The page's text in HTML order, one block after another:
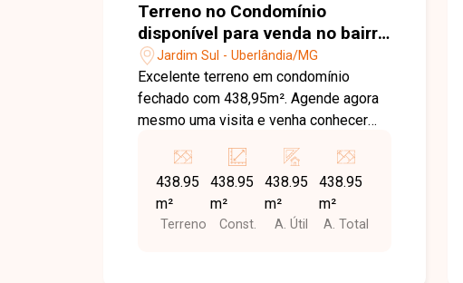
Terreno no Condomínio
disponível para venda no bairro
Jardim Sul em Uberlândia-MG
Jardim Sul - Uberlândia/MG
Excelente terreno em condomínio
fechado com 438,95m². Agende agora
mesmo uma visita e venha conhecer
incrível terreno. Estamos à disposição
para esclarecer suas dúvidas e auxiliar
em todo o processo. Entre em contato
conosco pelo telefone ou WhatsApp no
438.95
m²
Terreno
438.95
m²
Const.
438.95
m²
A. Útil
438.95
m²
A. Total